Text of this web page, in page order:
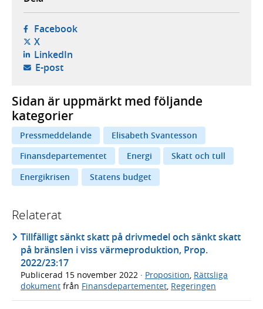
Facebook- öppnas i ny flik, extern webbplats,
X- öppnas i ny flik, extern webbplats,
LinkedIn- öppnas i ny flik, extern webbplats,
E-post- öppnar din e-postklient,
Sidan är uppmärkt med följande
kategorier
Pressmeddelande
Elisabeth Svantesson
Finansdepartementet
Energi
Skatt och tull
Energikrisen
Statens budget
Relaterat
Tillfälligt sänkt skatt på drivmedel och sänkt skatt
på bränslen i viss värmeproduktion, Prop.
2022/23:17
Publicerad 15 november 2022 · Proposition, Rättsliga
dokument från Finansdepartementet, Regeringen